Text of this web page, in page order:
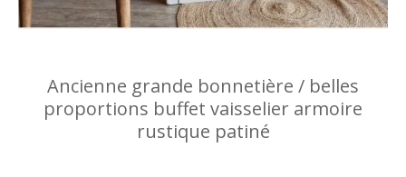
Ancienne grande bonnetière / belles
proportions buffet vaisselier armoire
rustique patiné